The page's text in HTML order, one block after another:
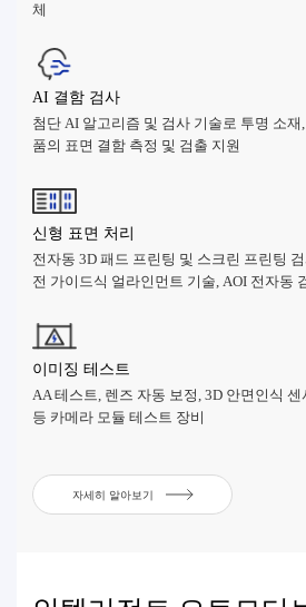
체
AI 결함 검사
첨단 AI 알고리즘 및 검사 기술로 투명 소재
품의 표면 결함 측정 및 검출 지원
신형 표면 처리
전자동 3D 패드 프린팅 및 스크린 프린팅
전 가이드식 얼라인먼트 기술, AOI 전자동
이미징 테스트
AA 테스트, 렌즈 자동 보정, 3D 안면인식
등 카메라 모듈 테스트 장비
자세히 알아보기